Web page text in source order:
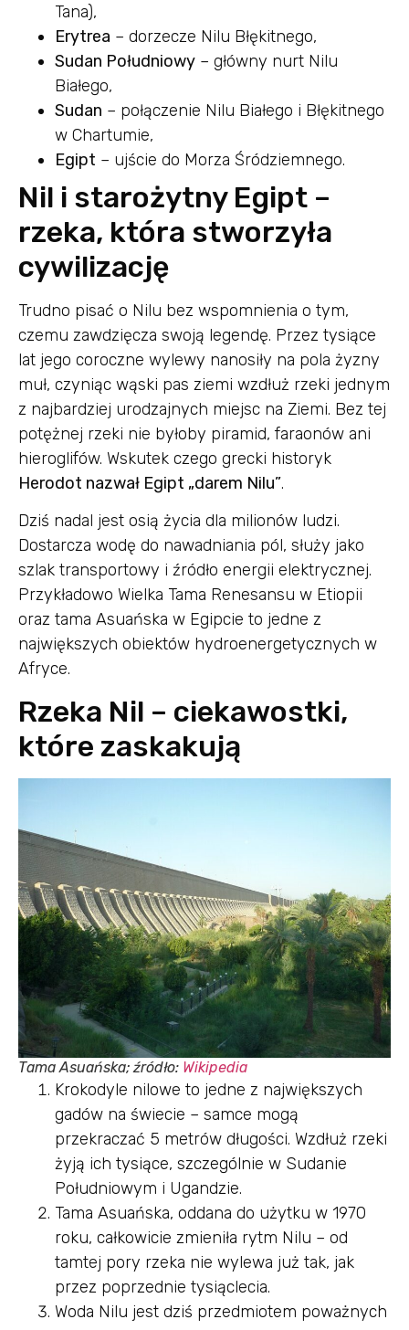
Tana),
Erytrea – dorzecze Nilu Błękitnego,
Sudan Południowy – główny nurt Nilu
Białego,
Sudan – połączenie Nilu Białego i Błękitnego
w Chartumie,
Egipt – ujście do Morza Śródziemnego.
Nil i starożytny Egipt –
rzeka, która stworzyła
cywilizację
Trudno pisać o Nilu bez wspomnienia o tym,
czemu zawdzięcza swoją legendę. Przez tysiące
lat jego coroczne wylewy nanosiły na pola żyzny
muł, czyniąc wąski pas ziemi wzdłuż rzeki jednym
z najbardziej urodzajnych miejsc na Ziemi. Bez tej
potężnej rzeki nie byłoby piramid, faraonów ani
hieroglifów. Wskutek czego grecki historyk
Herodot nazwał Egipt „darem Nilu”.
Dziś nadal jest osią życia dla milionów ludzi.
Dostarcza wodę do nawadniania pól, służy jako
szlak transportowy i źródło energii elektrycznej.
Przykładowo Wielka Tama Renesansu w Etiopii
oraz tama Asuańska w Egipcie to jedne z
największych obiektów hydroenergetycznych w
Afryce.
Rzeka Nil – ciekawostki,
które zaskakują
Tama Asuańska; źródło: Wikipedia
Krokodyle nilowe to jedne z największych
gadów na świecie – samce mogą
przekraczać 5 metrów długości. Wzdłuż rzeki
żyją ich tysiące, szczególnie w Sudanie
Południowym i Ugandzie.
Tama Asuańska, oddana do użytku w 1970
roku, całkowicie zmieniła rytm Nilu – od
tamtej pory rzeka nie wylewa już tak, jak
przez poprzednie tysiąclecia.
Woda Nilu jest dziś przedmiotem poważnych